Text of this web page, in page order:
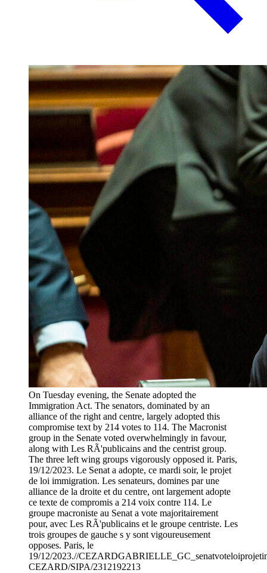
On Tuesday evening, the Senate adopted the
Immigration Act. The senators, dominated by an
alliance of the right and centre, largely adopted this
compromise text by 214 votes to 114. The Macronist
group in the Senate voted overwhelmingly in favour,
along with Les RÃ'publicains and the centrist group.
The three left wing groups vigorously opposed it. Paris,
19/12/2023. Le Senat a adopte, ce mardi soir, le projet
de loi immigration. Les senateurs, domines par une
alliance de la droite et du centre, ont largement adopte
ce texte de compromis a 214 voix contre 114. Le
groupe macroniste au Senat a vote majoritairement
pour, avec Les RÃ'publicains et le groupe centriste. Les
trois groupes de gauche s y sont vigoureusement
opposes. Paris, le
19/12/2023.//
CEZARD/SIPA/2312192213